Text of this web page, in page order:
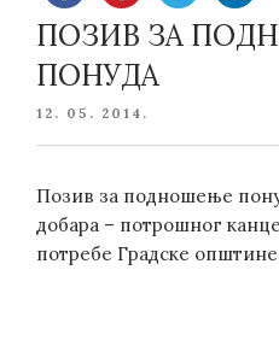
ПОЗИВ ЗА
ПОНУДА
POSTED
12. 05. 2014.
Позив за подношење
добара – потрошног
потребе Градске